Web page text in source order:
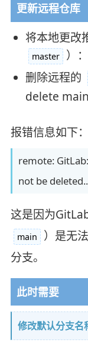
更新远程仓库
将本地更改
master
）
删除远程的
delete main
报错信息如下：
remote:
not be
这是因为
main
）是无
分支。
此时需要
修改默认分支名